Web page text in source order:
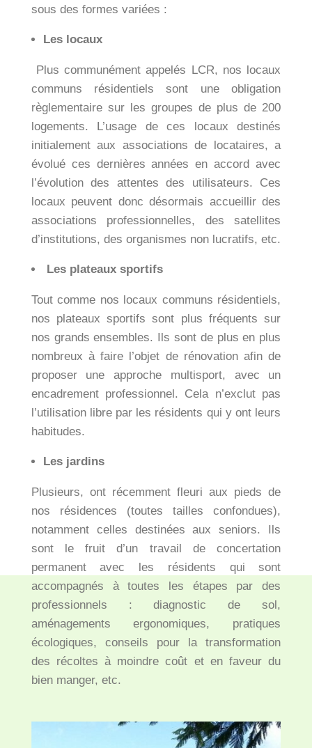
sous des formes variées :
Les locaux
Plus communément appelés LCR, nos locaux
communs résidentiels sont une obligation
règlementaire sur les groupes de plus de 200
logements. L’usage de ces locaux destinés
initialement aux associations de locataires, a
évolué ces dernières années en accord avec
l’évolution des attentes des utilisateurs. Ces
locaux peuvent donc désormais accueillir des
associations professionnelles, des satellites
d’institutions, des organismes non lucratifs, etc.
Les plateaux sportifs
Tout comme nos locaux communs résidentiels,
nos plateaux sportifs sont plus fréquents sur
nos grands ensembles. Ils sont de plus en plus
nombreux à faire l’objet de rénovation afin de
proposer une approche multisport, avec un
encadrement professionnel. Cela n’exclut pas
l’utilisation libre par les résidents qui y ont leurs
habitudes.
Les jardins
Plusieurs, ont récemment fleuri aux pieds de
nos résidences (toutes tailles confondues),
notamment celles destinées aux seniors. Ils
sont le fruit d’un travail de concertation
permanent avec les résidents qui sont
accompagnés à toutes les étapes par des
professionnels : diagnostic de sol,
aménagements ergonomiques, pratiques
écologiques, conseils pour la transformation
des récoltes à moindre coût et en faveur du
bien manger, etc.